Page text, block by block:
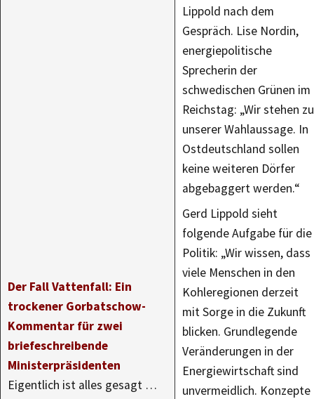
Der Fall Vattenfall: Ein
trockener Gorbatschow-
Kommentar für zwei
briefeschreibende
Ministerpräsidenten
Eigentlich ist alles gesagt …
Lippold nach dem
Gespräch. Lise Nordin,
energiepolitische
Sprecherin der
schwedischen Grünen im
Reichstag: „Wir stehen zu
unserer Wahlaussage. In
Ostdeutschland sollen
keine weiteren Dörfer
abgebaggert werden.“
Gerd Lippold sieht
folgende Aufgabe für die
Politik: „Wir wissen, dass
viele Menschen in den
Kohleregionen derzeit
mit Sorge in die Zukunft
blicken. Grundlegende
Veränderungen in der
Energiewirtschaft sind
unvermeidlich. Konzepte